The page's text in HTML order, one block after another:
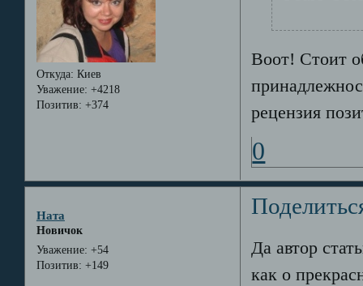
Откуда: Киев
Уважение: +4218
Позитив: +374
Воот! Стоит
рецензия
0
Ната
Новичок
Уважение: +54
Позитив: +149
Да автор
как о